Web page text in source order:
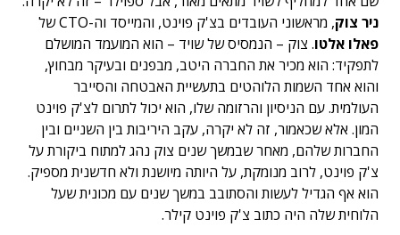
ניר צוק, מראשוני העובדים בצ'ק פוינט, והמייסד וה-CTO של
פאלו אלטו. צוק – הנמסיס של שויד – הוא המועמד המושלם
לתפקיד: הוא מכיר את החברה היטב, מבפנים ובעיקר מבחוץ,
והוא אחד השמות הלוהטים בתעשיית האבטחה והסייבר
העולמית. עם הניסיון והרזומה שלו, הוא יכול לתרום לצ'ק פוינט
המון. אלא שכאמור, זה לא יקרה, עקב היריבות בין השניים ובין
החברות שלהם, מאחר שבמשך שנים צוק נהג למתוח ביקורת על
צ'ק פוינט, לרוב מנומקת, על היותה מיושנת ולא חדשנית מספיק.
הוא אף הגדיל לעשות והסתובב במשך שנים עם מכונית שעל
הלוחית שלה היה כתוב צ'ק פוינט קילר.